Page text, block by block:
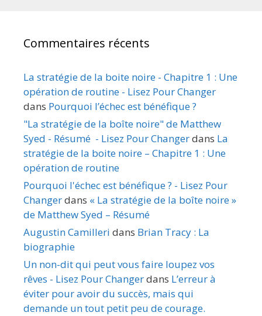
Commentaires récents
La stratégie de la boite noire - Chapitre 1 : Une
opération de routine - Lisez Pour Changer
dans Pourquoi l’échec est bénéfique ?
"La stratégie de la boîte noire" de Matthew
Syed - Résumé - Lisez Pour Changerdans La
stratégie de la boite noire – Chapitre 1 : Une
opération de routine
Pourquoi l'échec est bénéfique ? - Lisez Pour
Changerdans « La stratégie de la boîte noire »
de Matthew Syed – Résumé
Augustin Camilleri dans Brian Tracy : La
biographie
Un non-dit qui peut vous faire loupez vos
rêves - Lisez Pour Changerdans L’erreur à
éviter pour avoir du succès, mais qui
demande un tout petit peu de courage.